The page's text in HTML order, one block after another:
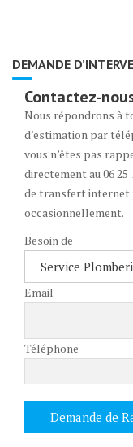
DEMANDE
Contactez-
Nous répondrons à
d’estimation par
vous n’êtes pas
directement au 06 25
de transfert internet
occasionnellement.
Besoin de
Email
Téléphone